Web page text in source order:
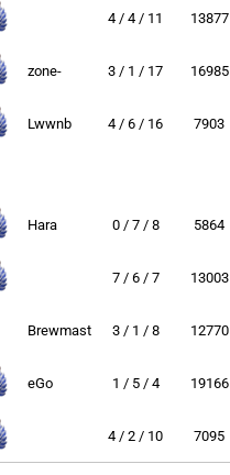
4 / 4 / 11 13877
zone- 3 / 1 / 17 16985
Lwwnb 4 / 6 / 16 7903
Hara 0 / 7 / 8 5864
7 / 6 / 7 13003
Brewmaster 3 / 1 / 8 12770
eGo 1 / 5 / 4 19166
4 / 2 / 10 7095